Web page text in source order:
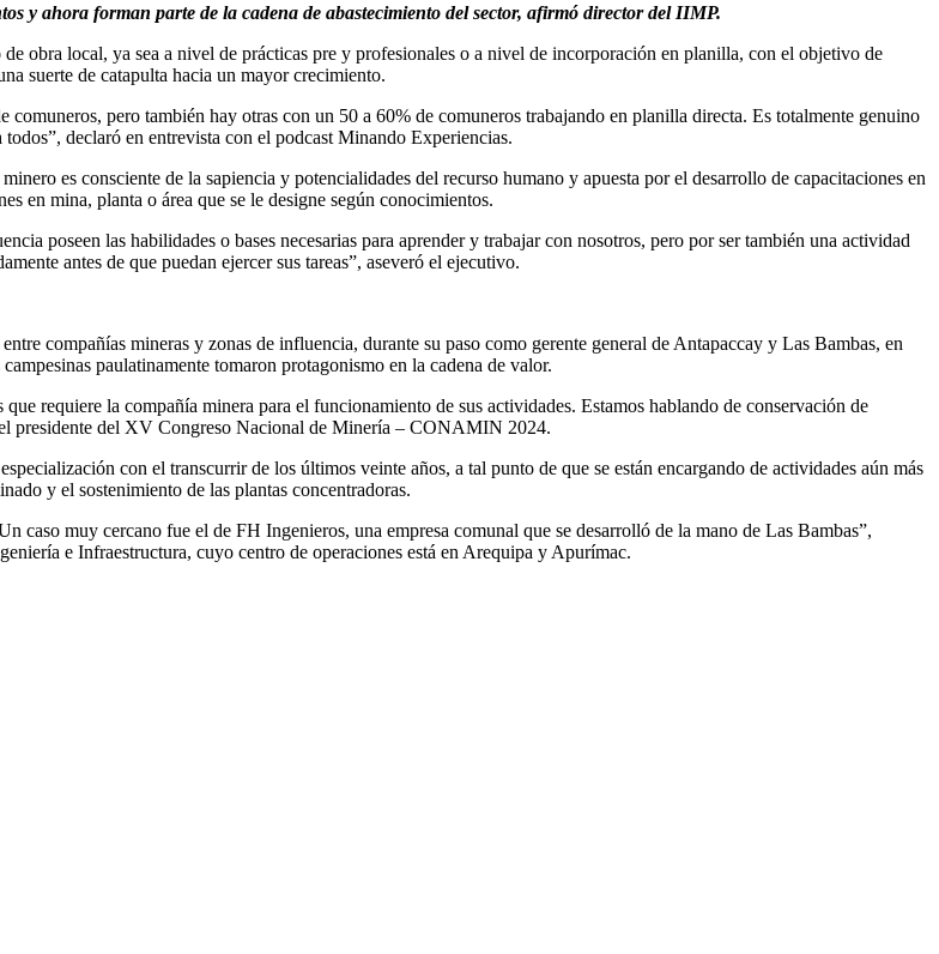
y ahora forman parte de la cadena de abastecimiento del sector, afirmó director del IIMP.
obra local, ya sea a nivel de prácticas pre y profesionales o a nivel de incorporación en planilla, con el objetivo de
suerte de catapulta hacia un mayor crecimiento.
comuneros, pero también hay otras con un 50 a 60% de comuneros trabajando en planilla directa. Es totalmente genuino
declaró en entrevista con el podcast Minando Experiencias.
es consciente de la sapiencia y potencialidades del recurso humano y apuesta por el desarrollo de capacitaciones en
en mina, planta o área que se le designe según conocimientos.
poseen las habilidades o bases necesarias para aprender y trabajar con nosotros, pero por ser también una actividad
antes de que puedan ejercer sus tareas”, aseveró el ejecutivo.
compañías mineras y zonas de influencia, durante su paso como gerente general de Antapaccay y Las Bambas, en
paulatinamente tomaron protagonismo en la cadena de valor.
requiere la compañía minera para el funcionamiento de sus actividades. Estamos hablando de conservación de
presidente del XV Congreso Nacional de Minería – CONAMIN 2024.
con el transcurrir de los últimos veinte años, a tal punto de que se están encargando de actividades aún más
y el sostenimiento de las plantas concentradoras.
muy cercano fue el de FH Ingenieros, una empresa comunal que se desarrolló de la mano de Las Bambas”,
e Infraestructura, cuyo centro de operaciones está en Arequipa y Apurímac.